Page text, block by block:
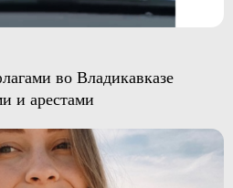
во Владикавказе
и арестами